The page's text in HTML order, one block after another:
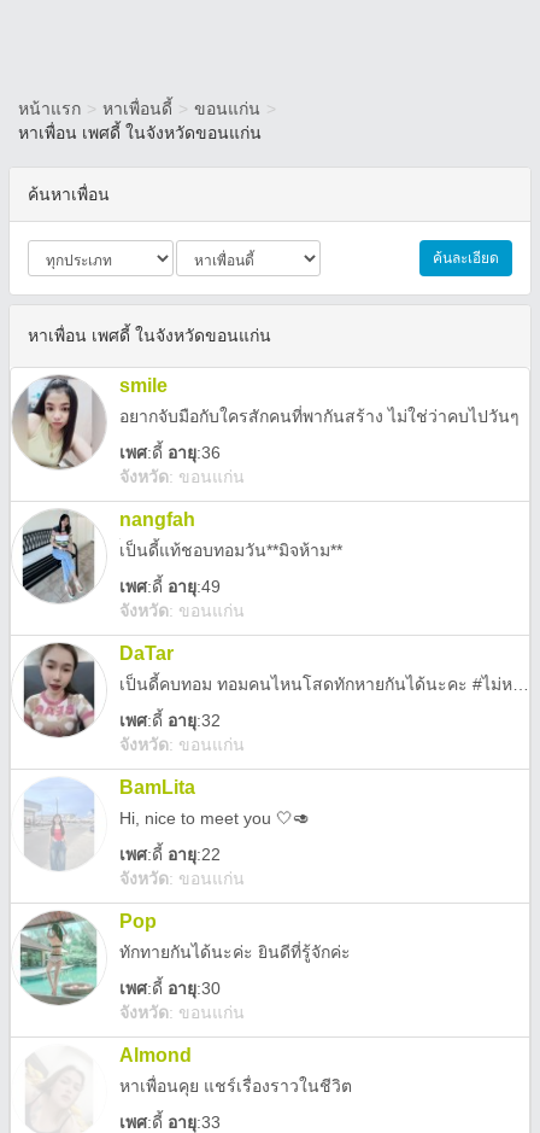
หน้าแรก > หาเพื่อนดี้ > ขอนแก่น >
หาเพื่อน เพศดี้ ในจังหวัดขอนแก่น
ค้นหาเพื่อน
ค้นละเอียด
หาเพื่อน เพศดี้ ในจังหวัดขอนแก่น
smile
อยากจับมือกับใครสักคนที่พากันสร้าง ไม่ใช่ว่าคบไปวันๆ
เพศ:ดี้ อายุ:36
จังหวัด: ขอนแก่น
nangfah
้เป็นดี้แท้ชอบทอมวัน**มิจห้าม**
เพศ:ดี้ อายุ:49
จังหวัด: ขอนแก่น
DaTar
เพศ:ดี้ อายุ:32
จังหวัด: ขอนแก่น
BamLita
Hi, nice to meet you 🤍🥑
เพศ:ดี้ อายุ:22
จังหวัด: ขอนแก่น
Pop
ทักทายกันได้นะค่ะ ยินดีที่รู้จักค่ะ
เพศ:ดี้ อายุ:30
จังหวัด: ขอนแก่น
Almond
หาเพื่อนคุย แชร์เรื่องราวในชีวิต
เพศ:ดี้ อายุ:33